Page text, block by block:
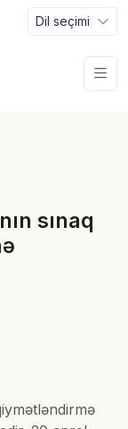
Dil seçimi
sınaq